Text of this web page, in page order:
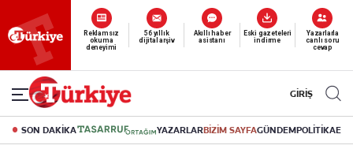
Yeni nesil dijital
abonelik 19 TL’den başlayan fiyatlarla.
GİRİŞ
SON DAKİKA YAZARLARBİZİM SAYFAGÜNDEMPOLİTİKA